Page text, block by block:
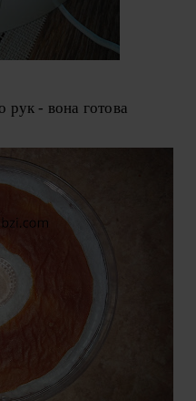
рук - вона готова